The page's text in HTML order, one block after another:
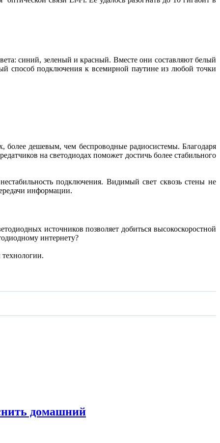
синий, зеленый и красный. Вместе они составляют белый
способ подключения к всемирной паутине из любой точки
более дешевым, чем беспроводные радиосистемы. Благодаря
на светодиодах поможет достичь более стабильного
подключения. Видимый свет сквозь стены не
информации.
источников позволяет добиться высокоскоростной
интернету?
домашний